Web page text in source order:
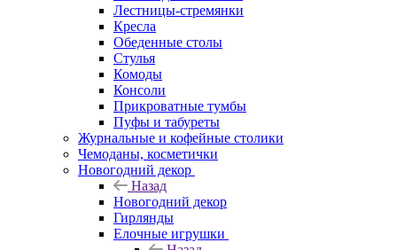
Лестницы-стремянки
Кресла
Обеденные столы
Стулья
Комоды
Консоли
Прикроватные тумбы
Пуфы и табуреты
Журнальные и кофейные столики
Чемоданы, косметички
Новогодний декор
Назад
Новогодний декор
Гирлянды
Елочные игрушки